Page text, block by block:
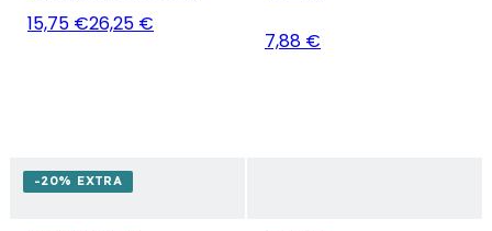
15,75 €26,25 €
7,88 €
-20% EXTRA